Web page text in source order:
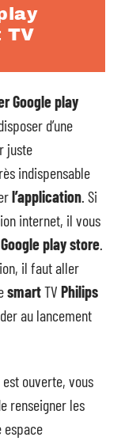
TV
Google play
d’une
juste
indispensable
l’application. Si
internet, il vous
Google play store.
il faut aller
smartTV Philips
au lancement
est ouverte, vous
renseigner les
espace